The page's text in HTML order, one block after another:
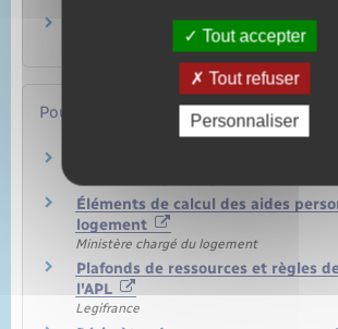
Allocation de logement familiale
Pour en savoir plus
Éléments de calcul des aides
logement
Ministère chargé du logement
Plafonds de ressources et règles
l'APL
Legifrance
Tout accepter
Tout refuser
Personnaliser